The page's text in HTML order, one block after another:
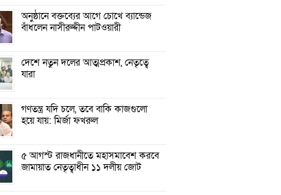
অনুষ্ঠানে বক্তব্যের আগে চোখে ব্যান্ডেজ
বাঁধলেন নাসীরুদ্দীন পাটওয়ারী
দেশে নতুন দলের আত্মপ্রকাশ, নেতৃত্বে
যারা
গণতন্ত্র যদি চলে, তবে বাকি কাজগুলো
হয়ে যায়: মির্জা ফখরুল
৫ আগস্ট রাজধানীতে মহাসমাবেশ করবে
জামায়াত নেতৃত্বাধীন ১১ দলীয় জোট